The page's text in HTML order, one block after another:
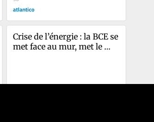
atlantico
Crise de l’énergie : la BCE se
met face au mur, met le